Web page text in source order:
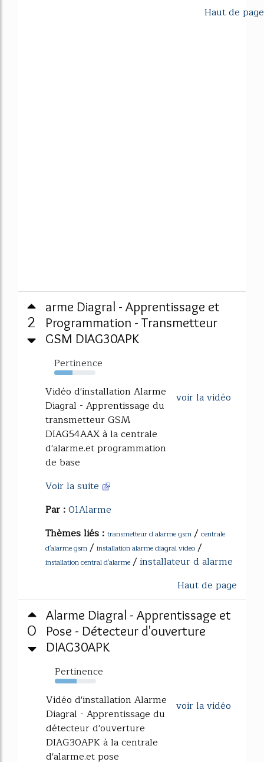
Haut de page
2
arme Diagral - Apprentissage et
Programmation - Transmetteur
GSM DIAG30APK
Pertinence
44%
voir la vidéo
Vidéo d'installation Alarme
Diagral - Apprentissage du
transmetteur GSM
DIAG54AAX à la centrale
d'alarme.et programmation
de base
Voir la suite
Par :01Alarme
Thèmes liés : transmetteur d alarme gsm / centrale
d'alarme gsm / installation alarme diagral video /
installation central d'alarme /installateur d alarme
Haut de page
0
Alarme Diagral - Apprentissage et
Pose - Détecteur d'ouverture
DIAG30APK
Pertinence
53%
voir la vidéo
Vidéo d'installation Alarme
Diagral - Apprentissage du
détecteur d'ouverture
DIAG30APK à la centrale
d'alarme.et pose